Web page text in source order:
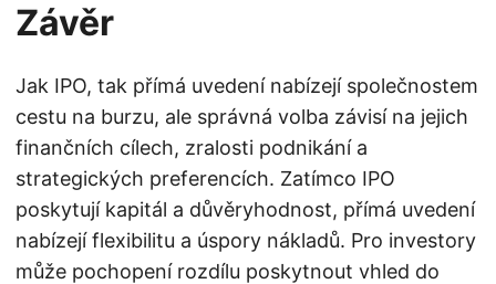
Závěr
Jak IPO, tak přímá uvedení nabízejí společnostem
cestu na burzu, ale správná volba závisí na jejich
finančních cílech, zralosti podnikání a
strategických preferencích. Zatímco IPO
poskytují kapitál a důvěryhodnost, přímá uvedení
nabízejí flexibilitu a úspory nákladů. Pro investory
může pochopení rozdílu poskytnout vhled do